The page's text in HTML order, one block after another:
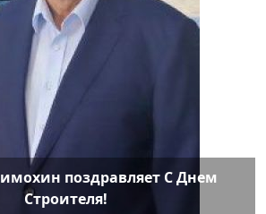
поздравляет С Днем
Строителя!